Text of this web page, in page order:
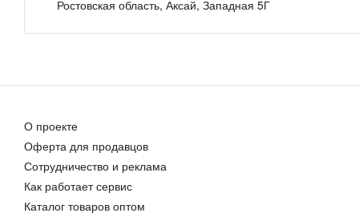
Ростовская область, Аксай, Западная 5Г
О проекте
Оферта для продавцов
Сотрудничество и реклама
Как работает сервис
Каталог товаров оптом